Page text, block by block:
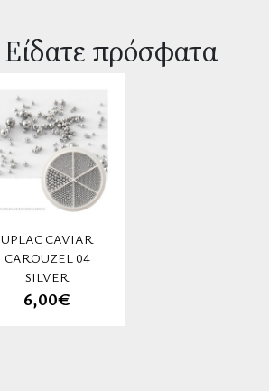
Είδατε πρόσφατα
UPLAC CAVIAR
CAROUZEL 04
SILVER
6,00€